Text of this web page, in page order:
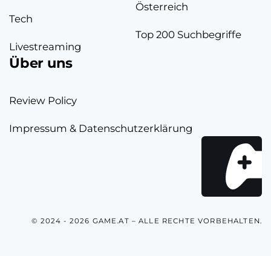
Tech
Livestreaming
Österreich
Top 200 Suchbegriffe
Über uns
Review Policy
Impressum & Datenschutzerklärung
© 2024 - 2026 GAME.AT – ALLE RECHTE VORBEHALTEN.